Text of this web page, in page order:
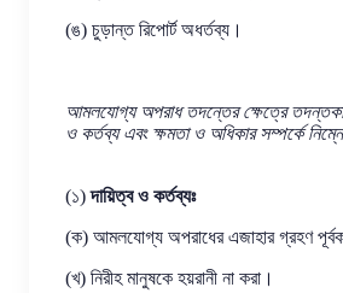
(ঙ) চুড়ান্ত রিপোর্ট অধর্তব্য।
আমলযোগ্য অপরাধ তদন্তের ক্ষেত্রে
ও কর্তব্য এবং ক্ষমতা ও অধিকার সম্পর্কে
(১)দায়িত্ব ও কর্তব্যঃ
(ক) আমলযোগ্য অপরাধের এজাহার গ্রহণ
(খ) নিরীহ মানুষকে হয়রানী না করা।